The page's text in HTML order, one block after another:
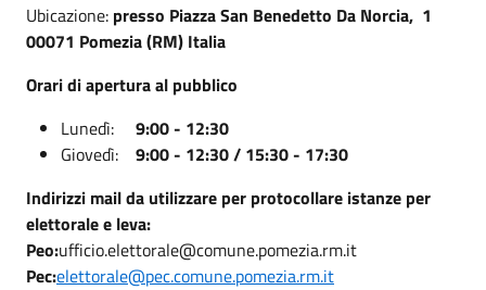
Ubicazione: presso Piazza San Benedetto Da Norcia, 1
00071 Pomezia (RM) Italia
Orari di apertura al pubblico
Lunedì: 9:00 - 12:30
Giovedì: 9:00 - 12:30 / 15:30 - 17:30
Indirizzi mail da utilizzare per protocollare istanze per
elettorale e leva:
Peo:ufficio.elettorale@comune.pomezia.rm.it
Pec:elettorale@pec.comune.pomezia.rm.it